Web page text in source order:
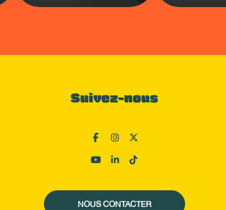
Suivez-nous
NOUS CONTACTER